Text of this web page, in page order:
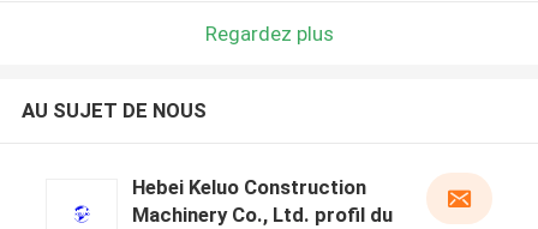
Regardez plus
AU SUJET DE NOUS
Hebei Keluo Construction
Machinery Co., Ltd. profil du